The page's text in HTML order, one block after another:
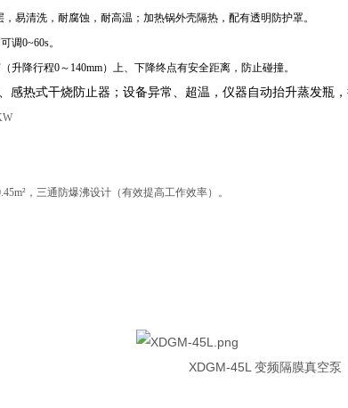
易清洗，耐腐蚀，耐高温；加热锅外壳隔热，配有透明防护罩。
调0~60s。
降行程0～140mm）上、下降终点有安全距离，防止碰撞。
感热式干烧防止器；设备异常、超温，仪器自动抬升蒸发瓶，
，三通防爆沸设计（有效提高工作效率）。
真空泵 XDGM-45L